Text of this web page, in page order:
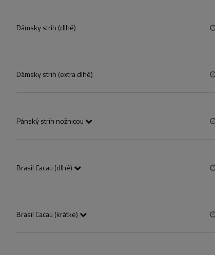
Dámsky strih (dlhé)
Dámsky strih (extra dlhé)
Pánský strih nožnicou
Brasil Cacau (dlhé)
Brasil Cacau (krátke)